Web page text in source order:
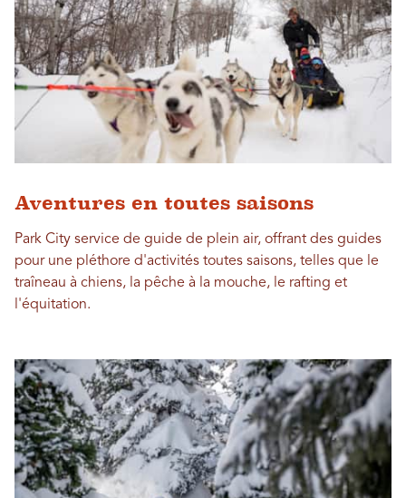
Aventures en toutes saisons
Park City service de guide de plein air, offrant des guides
pour une pléthore d'activités toutes saisons, telles que le
traîneau à chiens, la pêche à la mouche, le rafting et
l'équitation.